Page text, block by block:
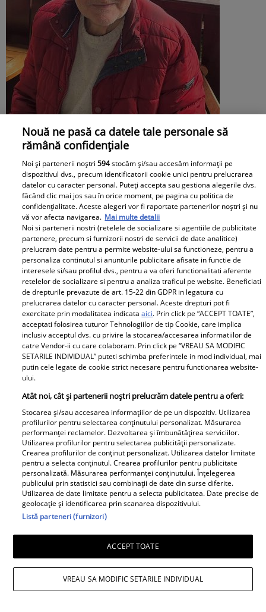
Irinel Columbeanu, răsfățat la azilul din
Ghermănești. Ce primește fostul
milionar de la directorul căminului:
„Văd cât de mult se bucură”
Proiecte speciale
Peste 100 de pensionari români
au dispărut în fiecare zi, în
primele 6 luni ale anului 2026.
Topul celor mai afectate județe
Un vecin instruit poate salva o
viață. Vezi despre ce e vorba
Libertatea.ro
Cât costă un litru de benzină și
motorină, marți, 21 iulie 2026, în
București, Iași, Cluj-Napoca,
Timișoara și Constanța
Nouă ne pasă ca datele tale personale să
rămână confidențiale
Noi și partenerii noștri594stocăm și/sau accesăm informații pe
dispozitivul dvs., precum identificatorii cookie unici pentru prelucrarea
datelor cu caracter personal. Puteți accepta sau gestiona alegerile dvs.
făcând clic mai jos sau în orice moment, pe pagina cu politica de
confidențialitate. Aceste alegeri vor fi raportate partenerilor noștri și nu
vă vor afecta navigarea. Mai multe detalii
Noi si partenerii nostri (retelele de socializare si agentiile de publicitate
partenere, precum si furnizorii nostri de servicii de date analitice)
prelucram date pentru a permite website-ului sa functioneze, pentru a
personaliza continutul si anunturile publicitare afisate in functie de
interesele si/sau profilul dvs., pentru a va oferi functionalitati aferente
retelelor de socializare si pentru a analiza traficul pe website. Beneficiati
de drepturile prevazute de art. 15-22 din GDPR in legatura cu
prelucrarea datelor cu caracter personal. Aceste drepturi pot fi
exercitate prin modalitatea indicataaici. Prin click pe “ACCEPT TOATE”,
acceptati folosirea tuturor Tehnologiilor de tip Cookie, care implica
inclusiv acceptul dvs. cu privire la stocarea/accesarea informatiilor de
catre Vendor-ii cu care colaboram. Prin click pe “VREAU SA MODIFIC
SETARILE INDIVIDUAL” puteti schimba preferintele in mod individual, mai
putin cele legate de cookie strict necesare pentru functionarea website-
ului.
Atât noi, cât și partenerii noștri prelucrăm datele pentru a oferi:
Stocarea și/sau accesarea informațiilor de pe un dispozitiv. Utilizarea
profilurilor pentru selectarea conținutului personalizat. Măsurarea
performanței reclamelor. Dezvoltarea și îmbunătățirea serviciilor.
Utilizarea profilurilor pentru selectarea publicității personalizate.
Crearea profilurilor de conținut personalizat. Utilizarea datelor limitate
pentru a selecta conținutul. Crearea profilurilor pentru publicitate
personalizată. Măsurarea performanței conținutului. Înțelegerea
publicului prin statistici sau combinații de date din surse diferite.
Utilizarea de date limitate pentru a selecta publicitatea. Date precise de
geolocație și identificarea prin scanarea dispozitivului.
Listă parteneri (furnizori)
ACCEPT TOATE
VREAU SA MODIFIC SETARILE INDIVIDUAL